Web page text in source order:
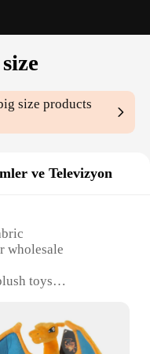
size products
ve Televizyon
wholesale
toys
series
fans, and as